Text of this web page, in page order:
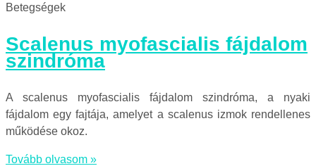
Betegségek
Scalenus myofascialis fájdalom
szindróma
A scalenus myofascialis fájdalom szindróma, a nyaki
fájdalom egy fajtája, amelyet a scalenus izmok rendellenes
működése okoz.
Tovább olvasom »